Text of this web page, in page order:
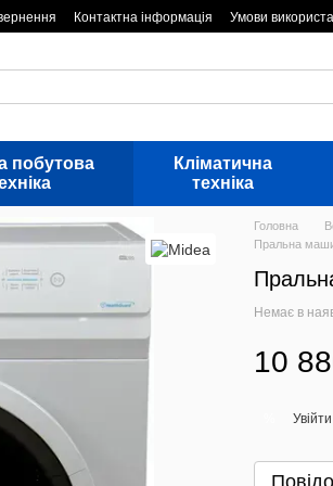
Контактна інформація Умови
побутова
Кліматична
техніка
Головна
Пральна
Немає в
10
Увійти